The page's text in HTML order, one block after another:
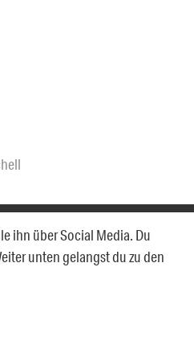
ihn über Social Media. Du
unten gelangst du zu den